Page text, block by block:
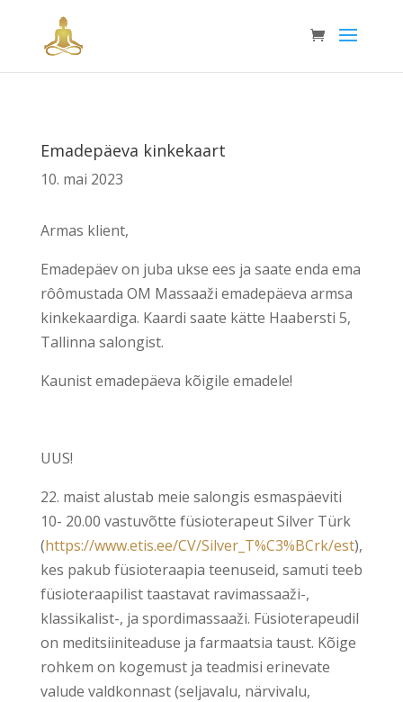
Emadepäeva kinkekaart
10. mai 2023
Armas klient,
Emadepäev on juba ukse ees ja saate enda ema
rôômustada OM Massaaži emadepäeva armsa
kinkekaardiga. Kaardi saate kätte Haabersti 5,
Tallinna salongist.
Kaunist emadepäeva kõigile emadele!
UUS!
22. maist alustab meie salongis esmaspäeviti
10- 20.00 vastuvõtte füsioterapeut Silver Türk
(https://www.etis.ee/CV/Silver_T%C3%BCrk/est),
kes pakub füsioteraapia teenuseid, samuti teeb
füsioteraapilist taastavat ravimassaaži-,
klassikalist-, ja spordimassaaži. Füsioterapeudil
on meditsiiniteaduse ja farmaatsia taust. Kõige
rohkem on kogemust ja teadmisi erinevate
valude valdkonnast (seljavalu, närvivalu,